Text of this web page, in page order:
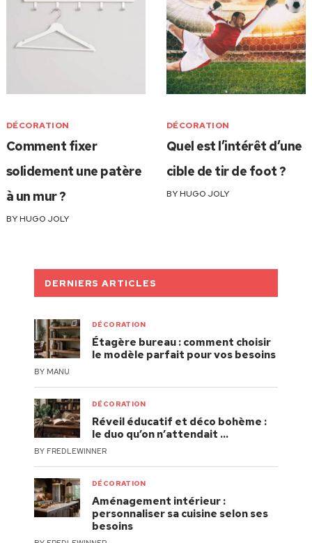
DÉCORATION
Comment fixer
solidement une patère
à un mur ?
BYHUGO JOLY
DÉCORATION
Quel est l’intérêt d’une
cible de tir de foot ?
BYHUGO JOLY
DERNIERS ARTICLES
DÉCORATION
Étagère bureau : comment choisir
le modèle parfait pour vos besoins
BY MANU
DÉCORATION
Réveil éducatif et déco bohème :
le duo qu’on n’attendait …
BY FREDLEWINNER
DÉCORATION
Aménagement intérieur :
personnaliser sa cuisine selon ses
besoins